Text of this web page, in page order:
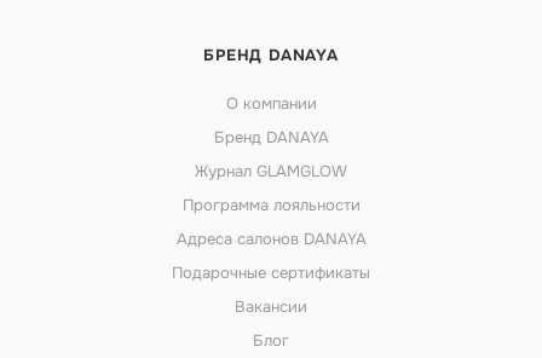
БРЕНД DANAYA
О компании
Бренд DANAYA
Журнал GLAMGLOW
Программа лояльности
Адреса салонов DANAYA
Подарочные сертификаты
Вакансии
Блог